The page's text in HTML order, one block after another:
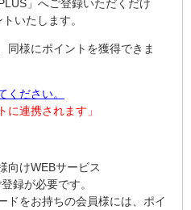
」へご登録いただくだけ
いたします。
同様にポイントを獲得できま
ください。
連携されます」
向けWEBサービス
録が必要です。
ドをお持ちの会員様には、ポイ